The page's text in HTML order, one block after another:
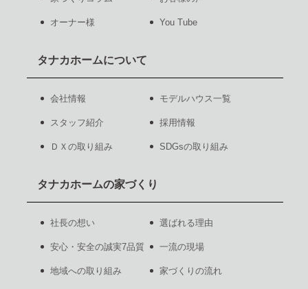
オーナー様 You Tube
タナカホームについて
会社情報 モデルハウス一覧
スタッフ紹介 採用情報
ＤＸの取り組み SDGsの取り組み
タナカホームの家づくり
社長の想い 選ばれる理由
安心・安全の誠実7品質 一流の現場
地域への取り組み 家づくりの流れ